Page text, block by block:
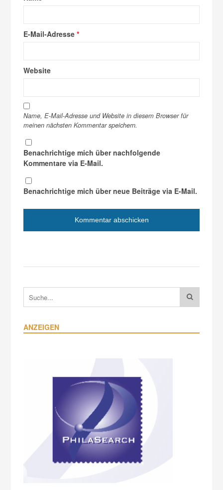
E-Mail-Adresse*
Website
Name, E-Mail-Adresse und Website in diesem Browser für
meinen nächsten Kommentar speichern.
Benachrichtige mich über nachfolgende
Kommentare via E-Mail.
Benachrichtige mich über neue Beiträge via E-Mail.
ANZEIGEN